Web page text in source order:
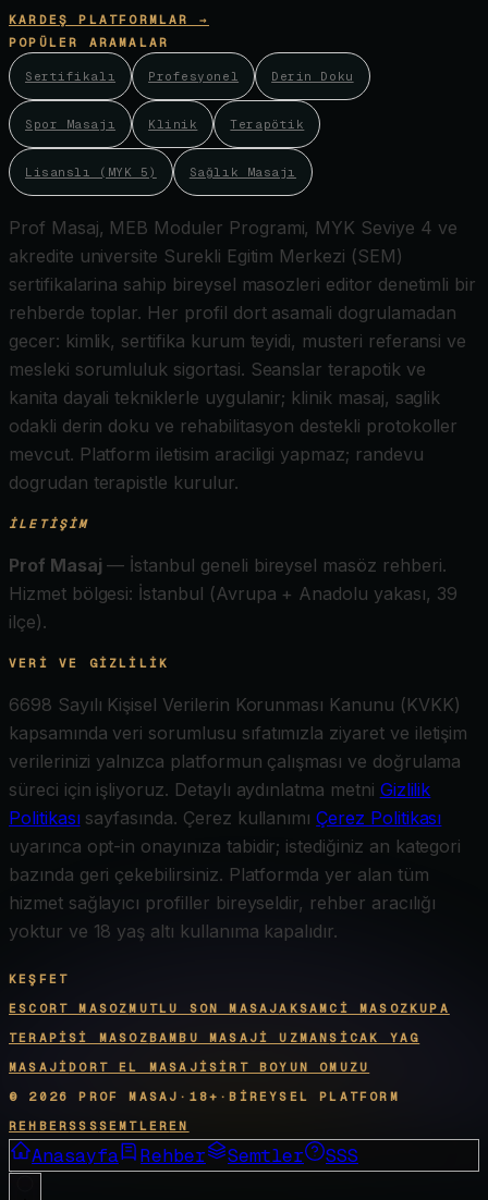
KARDEŞ PLATFORMLAR →
POPÜLER ARAMALAR
Sertifikalı Profesyonel Derin Doku
Spor Masajı Klinik Terapötik
Lisanslı (MYK 5) Sağlık Masajı
Prof Masaj, MEB Moduler Programi, MYK Seviye 4 ve
akredite universite Surekli Egitim Merkezi (SEM)
sertifikalarina sahip bireysel masozleri editor denetimli bir
rehberde toplar. Her profil dort asamali dogrulamadan
gecer: kimlik, sertifika kurum teyidi, musteri referansi ve
mesleki sorumluluk sigortasi. Seanslar terapotik ve
kanita dayali tekniklerle uygulanir; klinik masaj, saglik
odakli derin doku ve rehabilitasyon destekli protokoller
mevcut. Platform iletisim araciligi yapmaz; randevu
dogrudan terapistle kurulur.
İLETIŞIM
Prof Masaj — İstanbul geneli bireysel masöz rehberi.
Hizmet bölgesi: İstanbul (Avrupa + Anadolu yakası, 39
ilçe).
VERI VE GIZLILIK
6698 Sayılı Kişisel Verilerin Korunması Kanunu (KVKK)
kapsamında veri sorumlusu sıfatımızla ziyaret ve iletişim
verilerinizi yalnızca platformun çalışması ve doğrulama
süreci için işliyoruz. Detaylı aydınlatma metni Gizlilik
Politikası sayfasında. Çerez kullanımı Çerez Politikası
uyarınca opt-in onayınıza tabidir; istediğiniz an kategori
bazında geri çekebilirsiniz. Platformda yer alan tüm
hizmet sağlayıcı profiller bireyseldir, rehber aracılığı
yoktur ve 18 yaş altı kullanıma kapalıdır.
KEŞFET
ESCORT MASOZMUTLU SON MASAJAKSAMCI MASOZKUPA
TERAPISI MASOZBAMBU MASAJI UZMANSICAK YAG
MASAJIDORT EL MASAJISIRT BOYUN OMUZU
© 2026 PROF MASAJ · 18+ ·BIREYSEL PLATFORM
REHBERSSSSEMTLEREN
Anasayfa Rehber Semtler SSS